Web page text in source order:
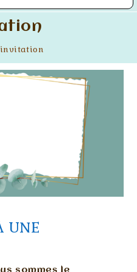
invitation
UNE
sommes le